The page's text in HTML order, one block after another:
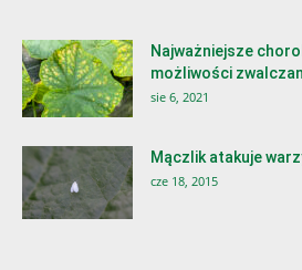
Najważniejsze
możliwości
sie 6, 2021
Mączlik atakuje
cze 18, 2015